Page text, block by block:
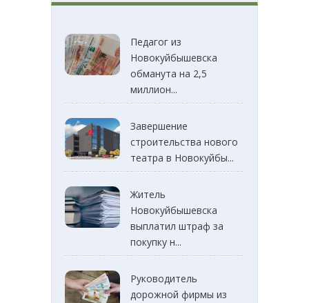
Педагог из
Новокуйбышевска
обманута на 2,5
миллион...
Завершение
строительства нового
театра в Новокуйбы...
Житель
Новокуйбышевска
выплатил штраф за
покупку н...
Руководитель
дорожной фирмы из